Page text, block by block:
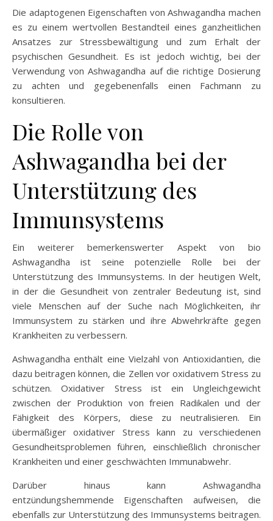
Die adaptogenen Eigenschaften von Ashwagandha machen
es zu einem wertvollen Bestandteil eines ganzheitlichen
Ansatzes zur Stressbewältigung und zum Erhalt der
psychischen Gesundheit. Es ist jedoch wichtig, bei der
Verwendung von Ashwagandha auf die richtige Dosierung
zu achten und gegebenenfalls einen Fachmann zu
konsultieren.
Die Rolle von
Ashwagandha bei der
Unterstützung des
Immunsystems
Ein weiterer bemerkenswerter Aspekt von bio
Ashwagandha ist seine potenzielle Rolle bei der
Unterstützung des Immunsystems. In der heutigen Welt,
in der die Gesundheit von zentraler Bedeutung ist, sind
viele Menschen auf der Suche nach Möglichkeiten, ihr
Immunsystem zu stärken und ihre Abwehrkräfte gegen
Krankheiten zu verbessern.
Ashwagandha enthält eine Vielzahl von Antioxidantien, die
dazu beitragen können, die Zellen vor oxidativem Stress zu
schützen. Oxidativer Stress ist ein Ungleichgewicht
zwischen der Produktion von freien Radikalen und der
Fähigkeit des Körpers, diese zu neutralisieren. Ein
übermäßiger oxidativer Stress kann zu verschiedenen
Gesundheitsproblemen führen, einschließlich chronischer
Krankheiten und einer geschwächten Immunabwehr.
Darüber hinaus kann Ashwagandha
entzündungshemmende Eigenschaften aufweisen, die
ebenfalls zur Unterstützung des Immunsystems beitragen.